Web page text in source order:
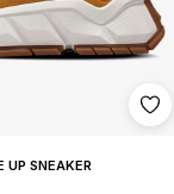
SNEAKER